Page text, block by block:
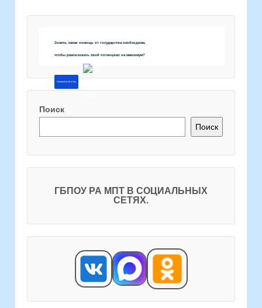
Знаете, какая помощь от государства необходима,
чтобы реализовать свой потенциал на максимум?
Напишите об этом
Поиск
Поиск
ГБПОУ РА МПТ В СОЦИАЛЬНЫХ
СЕТЯХ.